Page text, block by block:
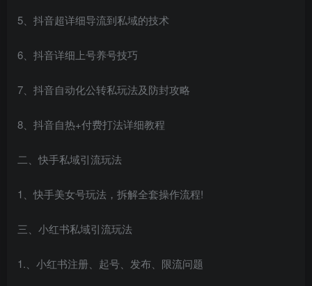
5、抖音超详细导流到私域的技术
6、抖音详细上号养号技巧
7、抖音自动化公转私玩法及防封攻略
8、抖音自热+付费打法详细教程
二、快手私域引流玩法
1、快手美女号玩法，拆解全套操作流程!
三、小红书私域引流玩法
1.、小红书注册、起号、发布、限流问题